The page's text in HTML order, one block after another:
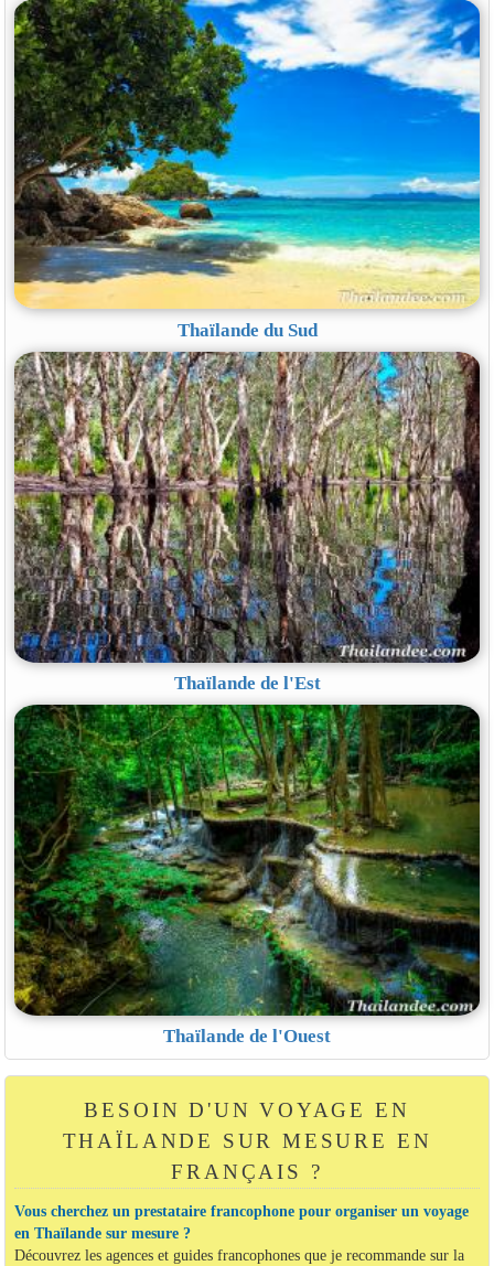
Thaïlande du Sud
Thaïlande de l'Est
Thaïlande de l'Ouest
BESOIN D'UN VOYAGE EN
THAÏLANDE SUR MESURE EN
FRANÇAIS ?
Vous cherchez un prestataire francophone pour organiser un voyage
en Thaïlande sur mesure ?
Découvrez les agences et guides francophones que je recommande sur la